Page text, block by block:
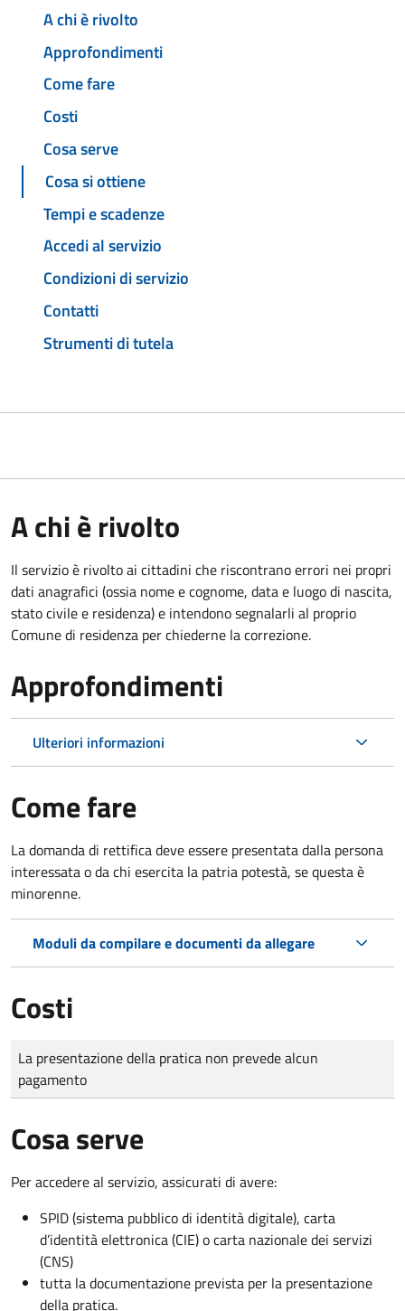
A chi è rivolto
Approfondimenti
Come fare
Costi
Cosa serve
Cosa si ottiene
Tempi e scadenze
Accedi al servizio
Condizioni di servizio
Contatti
Strumenti di tutela
A chi è rivolto
Il servizio è rivolto ai cittadini che riscontrano errori nei propri
dati anagrafici (ossia nome e cognome, data e luogo di nascita,
stato civile e residenza) e intendono segnalarli al proprio
Comune di residenza per chiederne la correzione.
Approfondimenti
Ulteriori informazioni
Come fare
La domanda di rettifica deve essere presentata dalla persona
interessata oda chi esercita la patria potestà, se questa è
minorenne.
Moduli da compilare e documenti da allegare
Costi
Tipo di pagamento
Importo
La presentazione della pratica non prevede alcun
pagamento
Cosa serve
Per accedere al servizio, assicurati di avere:
SPID (sistema pubblico di identità digitale), carta
d’identità elettronica (CIE) o carta nazionale dei servizi
(CNS)
tutta la documentazione prevista per la presentazione
della pratica.